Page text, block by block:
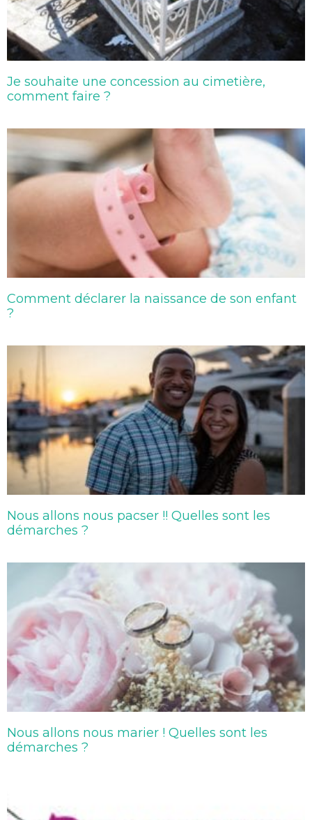
Je souhaite une concession au cimetière,
comment faire ?
Comment déclarer la naissance de son enfant
?
Nous allons nous pacser !! Quelles sont les
démarches ?
Nous allons nous marier ! Quelles sont les
démarches ?